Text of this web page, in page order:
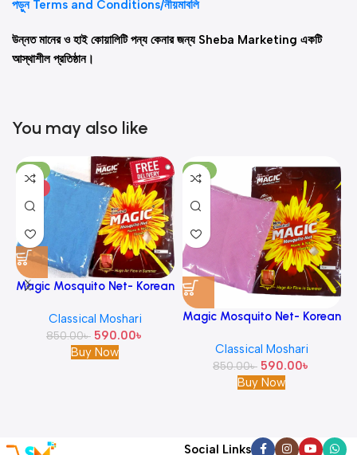
পড়ুন Terms and Conditions/নীয়মাবলি
উন্নত মানের ও হাই কোয়ালিটি পন্য কেনার জন্য Sheba Marketing একটি
আস্থাশীল প্রতিষ্ঠান।
You may also like
-31%
Magic Mosquito Net- Korean
-Sky Blue
Classical Moshari
850.00৳ 590.00৳
Buy Now
-31%
Magic Mosquito Net- Korean
-Pink
Classical Moshari
850.00৳ 590.00৳
Buy Now
Social Links